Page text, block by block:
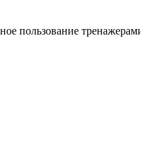
пользование